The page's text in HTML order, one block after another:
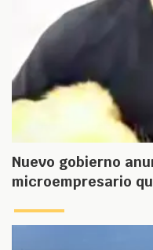
Nuevo gobierno
microempresario